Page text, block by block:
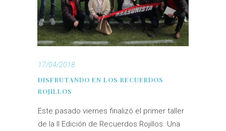
17/04/2018
DISFRUTANDO EN LOS RECUERDOS
ROJILLOS
Este pasado viernes finalizó el primer taller
de la II Edición de Recuerdos Rojillos. Una